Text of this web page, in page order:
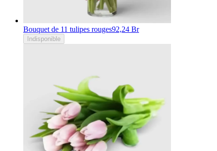
Bouquet de 11 tulipes rouges92,24 Br
Indisponible